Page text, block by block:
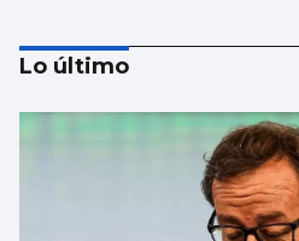
Lo último